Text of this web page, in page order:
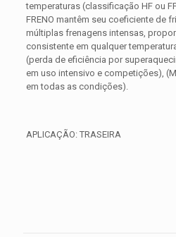
temperaturas (classificação HF ou
FRENO mantêm seu coeficiente de
múltiplas frenagens intensas,
consistente em qualquer
(perda de eficiência por
em uso intensivo e competições),
em todas as condições).
APLICAÇÃO: TRASEIRA